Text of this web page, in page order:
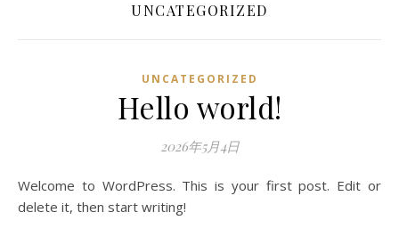
UNCATEGORIZED
UNCATEGORIZED
Hello world!
2026年5月4日
Welcome to WordPress. This is your first post. Edit or
delete it, then start writing!